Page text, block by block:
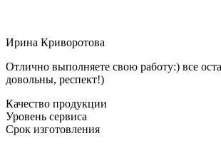
Ирина Криворотова
Отлично выполняете свою работу:) все
довольны, респект!)
Качество продукции
Уровень сервиса
Срок изготовления